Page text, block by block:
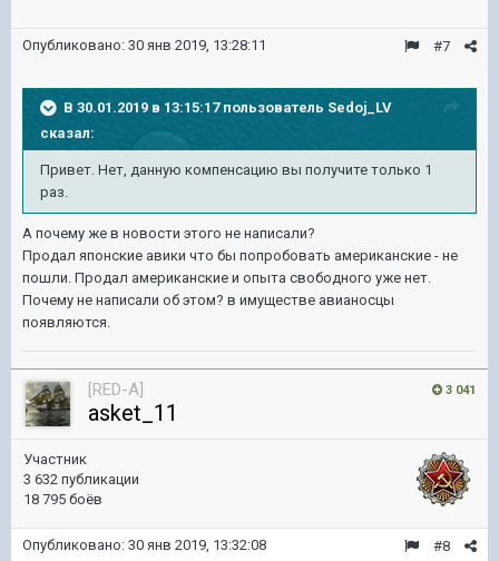
#7
Опубликовано: 30 янв 2019, 13:28:11
В 30.01.2019 в 13:15:17 пользователь Sedoj_LV
сказал:
Привет. Нет, данную компенсацию вы получите только 1
раз.
А почему же в новости этого не написали?
Продал японские авики что бы попробовать американские - не
пошли. Продал американские и опыта свободного уже нет.
Почему не написали об этом? в имуществе авианосцы
появляются.
3 041
[RED-A]
asket_11
Участник
3 632 публикации
18 795 боёв
#8
Опубликовано: 30 янв 2019, 13:32:08